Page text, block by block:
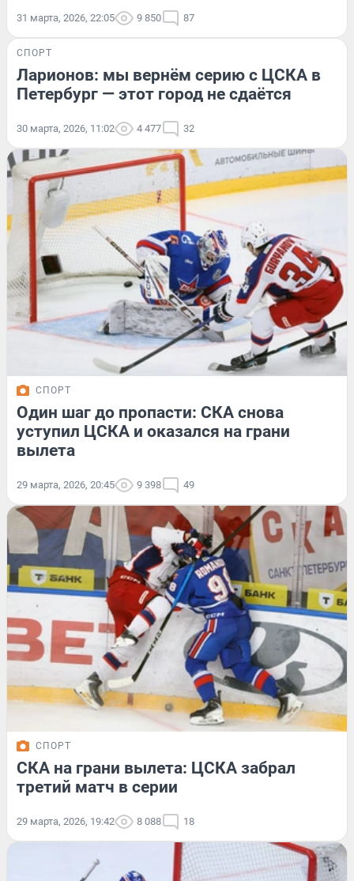
31 марта, 2026, 22:05 9 850 87
СПОРТ
Ларионов: мы вернём серию с ЦСКА в
Петербург — этот город не сдаётся
30 марта, 2026, 11:02 4 477 32
СПОРТ
Один шаг до пропасти: СКА снова
уступил ЦСКА и оказался на грани
вылета
29 марта, 2026, 20:45 9 398 49
СПОРТ
СКА на грани вылета: ЦСКА забрал
третий матч в серии
29 марта, 2026, 19:42 8 088 18